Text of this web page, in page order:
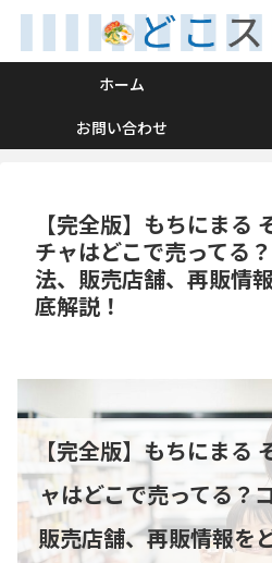
ホーム
お問い合わせ
【完全版】もちにまる
チャはどこで売ってる
法、販売店舗、再販情
底解説！
【完全版】もちにまる
ャはどこで売ってる？
販売店舗、再販情報を